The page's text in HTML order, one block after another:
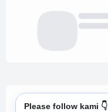
Please follow kami 👇